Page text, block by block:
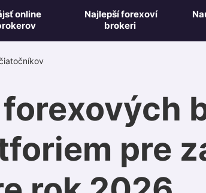
online
Najlepší forexoví
brokeri
pre